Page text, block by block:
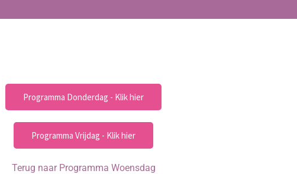
Programma Donderdag - Klik hier
Programma Vrijdag - Klik hier
Terug naar Programma Woensdag